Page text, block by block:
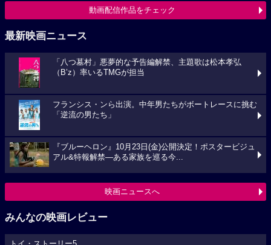
動画配信作品をチェック
最新映画ニュース
「八つ墓村」悪夢的な予告編解禁、主題歌は松本孝弘
（B’z）率いるTMGが担当
フランシス・ンら出演。中年男たちがボートレースに挑む
「逆流の男たち」
『ブルーヘロン』10月23日(金)公開決定！ポスタービジュ
アル&特報解禁―ある家族を巡る今...
映画ニュースへ
みんなの映画レビュー